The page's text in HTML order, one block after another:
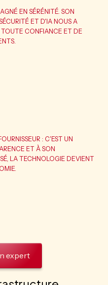
EN SÉRÉNITÉ. SON
ET D'IA NOUS A
TOUTE CONFIANCE ET DE
: C'EST UN
ET À SON
LA TECHNOLOGIE DEVIENT
expert